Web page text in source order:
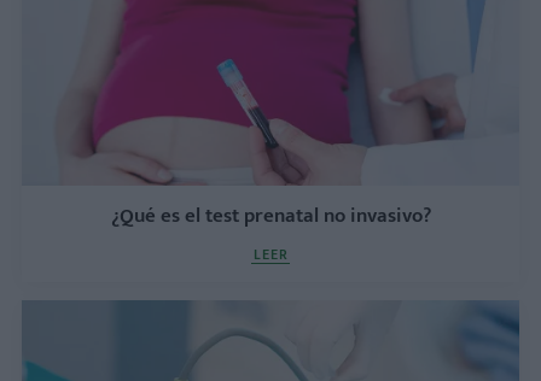
¿Qué es el test prenatal no invasivo?
LEER